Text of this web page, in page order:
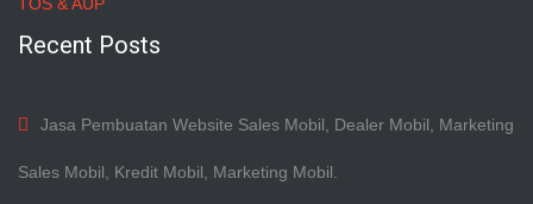
Recent Posts
Jasa Pembuatan Website Sales Mobil, Dealer Mobil, Marketing
Sales Mobil, Kredit Mobil, Marketing Mobil.